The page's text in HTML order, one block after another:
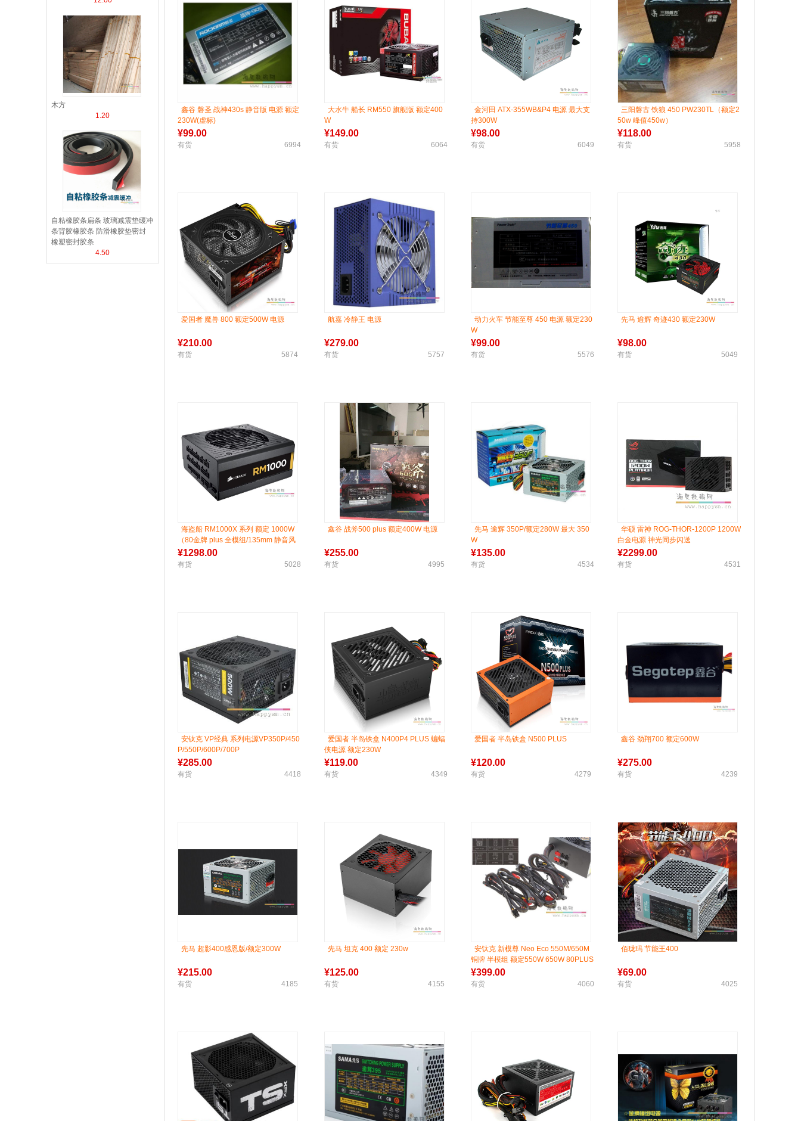
木方
1.20
自粘橡胶条扁条 玻璃减震垫缓冲
条背胶橡胶条 防滑橡胶垫密封
橡塑密封胶条
4.50
鑫谷 磐圣 战神430s 静音版 电源 额定
230W(虚标)
¥99.00
有货 6994
大水牛 船长 RM550 旗舰版 额定400
W
¥149.00
有货 6064
金河田 ATX-355WB&P4 电源 最大支
持300W
¥98.00
有货 6049
三阳磐古 铁狼 450 PW230TL（额定2
50w 峰值450w）
¥118.00
有货 5958
爱国者 魔兽 800 额定500W 电源
¥210.00
有货 5874
航嘉 冷静王 电源
¥279.00
有货 5757
动力火车 节能至尊 450 电源 额定230
W
¥99.00
有货 5576
先马 逾辉 奇迹430 额定230W
¥98.00
有货 5049
海盗船 RM1000X 系列 额定 1000W
（80金牌 plus 全模组/135mm 静音风
扇）
¥1298.00
有货 5028
鑫谷 战斧500 plus 额定400W 电源
¥255.00
有货 4995
先马 逾辉 350P/额定280W 最大 350
W
¥135.00
有货 4534
华硕 雷神 ROG-THOR-1200P 1200W
白金电源 神光同步闪送
¥2299.00
有货 4531
安钛克 VP经典 系列电源VP350P/450
P/550P/600P/700P
¥285.00
有货 4418
爱国者 半岛铁盒 N400P4 PLUS 蝙蝠
侠电源 额定230W
¥119.00
有货 4349
爱国者 半岛铁盒 N500 PLUS
¥120.00
有货 4279
鑫谷 劲翔700 额定600W
¥275.00
有货 4239
先马 超影400感恩版/额定300W
¥215.00
有货 4185
先马 坦克 400 额定 230w
¥125.00
有货 4155
安钛克 新模尊 Neo Eco 550M/650M
铜牌 半模组 额定550W 650W 80PLUS
半模组
¥399.00
有货 4060
佰珑玛 节能王400
¥69.00
有货 4025